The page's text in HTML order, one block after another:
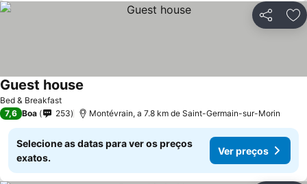
Partilhar
Bed & Breakfast
Guest house
7,6 Boa 253 Montévrain, a 7.8 km de Saint-Germain-sur-Morin
Selecione as datas para ver os preços
exatos.
Ver preços